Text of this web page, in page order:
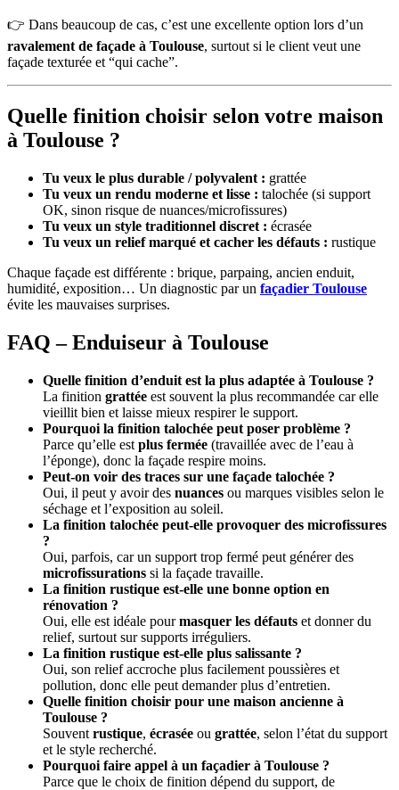
👉 Dans beaucoup de cas, c’est une excellente option lors d’un
ravalement de façade à Toulouse, surtout si le client veut une
façade texturée et “qui cache”.
Quelle finition choisir selon votre maison
à Toulouse ?
Tu veux le plus durable / polyvalent : grattée
Tu veux un rendu moderne et lisse : talochée (si support
OK, sinon risque de nuances/microfissures)
Tu veux un style traditionnel discret : écrasée
Tu veux un relief marqué et cacher les défauts : rustique
Chaque façade est différente : brique, parpaing, ancien enduit,
humidité, exposition… Un diagnostic par un façadier Toulouse
évite les mauvaises surprises.
FAQ – Enduiseur à Toulouse
Quelle finition d’enduit est la plus adaptée à Toulouse ?
La finition grattée est souvent la plus recommandée car elle
vieillit bien et laisse mieux respirer le support.
Pourquoi la finition talochée peut poser problème ?
Parce qu’elle est plus fermée (travaillée avec de l’eau à
l’éponge), donc la façade respire moins.
Peut-on voir des traces sur une façade talochée ?
Oui, il peut y avoir des nuances ou marques visibles selon le
séchage et l’exposition au soleil.
La finition talochée peut-elle provoquer des microfissures
?
Oui, parfois, car un support trop fermé peut générer des
microfissurations si la façade travaille.
La finition rustique est-elle une bonne option en
rénovation ?
Oui, elle est idéale pourmasquer les défauts et donner du
relief, surtout sur supports irréguliers.
La finition rustique est-elle plus salissante ?
Oui, son relief accroche plus facilement poussières et
pollution, donc elle peut demander plus d’entretien.
Quelle finition choisir pour une maison ancienne à
Toulouse ?
Souvent rustique, écrasée ou grattée, selon l’état du support
et le style recherché.
Pourquoi faire appel à un façadier à Toulouse ?
Parce que le choix de finition dépend du support, de